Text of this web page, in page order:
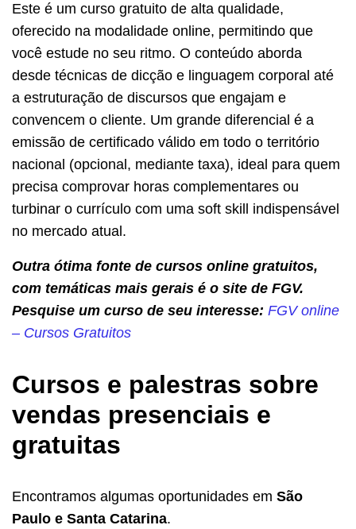
Este é um curso gratuito de alta qualidade,
oferecido na modalidade online, permitindo que
você estude no seu ritmo. O conteúdo aborda
desde técnicas de dicção e linguagem corporal até
a estruturação de discursos que engajam e
convencem o cliente. Um grande diferencial é a
emissão de certificado válido em todo o território
nacional (opcional, mediante taxa), ideal para quem
precisa comprovar horas complementares ou
turbinar o currículo com uma soft skill indispensável
no mercado atual.
Outra ótima fonte de cursos online gratuitos,
com temáticas mais gerais é o site de FGV.
Pesquise um curso de seu interesse: FGV online
– Cursos Gratuitos
Cursos e palestras sobre
vendas presenciais e
gratuitas
Encontramos algumas oportunidades em São
Paulo e Santa Catarina.